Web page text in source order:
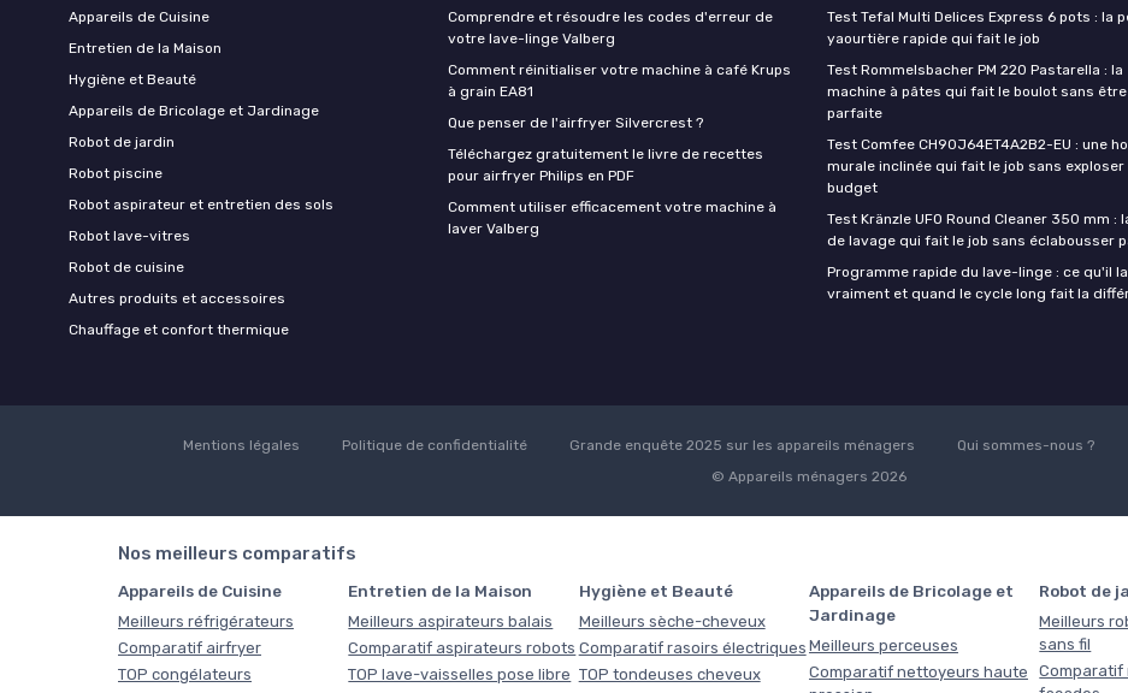
Appareils de Cuisine
Entretien de la Maison
Hygiène et Beauté
Appareils de Bricolage et Jardinage
Robot de jardin
Robot piscine
Robot aspirateur et entretien des sols
Robot lave-vitres
Robot de cuisine
Autres produits et accessoires
Chauffage et confort thermique
Comprendre et résoudre les codes d'erreur de
votre lave-linge Valberg
Comment réinitialiser votre machine à café Krups
à grain EA81
Que penser de l'airfryer Silvercrest ?
Téléchargez gratuitement le livre de recettes
pour airfryer Philips en PDF
Comment utiliser efficacement votre machine à
laver Valberg
Test Tefal Multi Delices Express 6 pots : la
yaourtière rapide qui fait le job
Test Rommelsbacher PM 220 Pastarella : la
machine à pâtes qui fait le boulot sans être
parfaite
Test Comfee CH90J64ET4A2B2-EU : une
murale inclinée qui fait le job sans exploser
budget
Test Kränzle UFO Round Cleaner 350 mm :
de lavage qui fait le job sans éclabousser
Programme rapide du lave-linge : ce qu'il
vraiment et quand le cycle long fait la
Mentions légales Politique de confidentialité Grande enquête 2025 sur les appareils ménagers Qui sommes-nous ?
© Appareils ménagers 2026
Nos meilleurs comparatifs
Appareils de Cuisine
Meilleurs réfrigérateurs
Comparatif airfryer
TOP congélateurs
Entretien de la Maison
Meilleurs aspirateurs balais
Comparatif aspirateurs robots
TOP lave-vaisselles pose libre
Hygiène et Beauté
Meilleurs sèche-cheveux
Comparatif rasoirs électriques
TOP tondeuses cheveux
Appareils de Bricolage et
Jardinage
Meilleurs perceuses
Comparatif nettoyeurs haute
Robot de
Meilleurs
sans fil
Comparatif